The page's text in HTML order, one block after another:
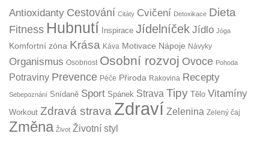
Antioxidanty Cestování Citáty Cvičení Detoxikace Dieta
Fitness Hubnutí Inspirace Jídelníček Jídlo Jóga
Komfortní zóna Krása Káva Motivace Nápoje Návyky
Organismus Osobnost Osobní rozvoj Ovoce Pohoda
Potraviny Prevence Péče Přiroda Rakovina Recepty
Sebepoznání Snídaně Sport Spánek Strava Tipy Tělo Vitamíny
Workout Zdravá strava Zdraví Zelenina Zelený čaj
Změna Život Životní styl